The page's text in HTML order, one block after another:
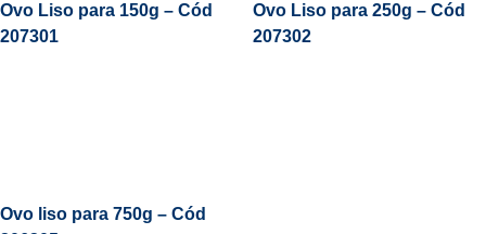
Ovo Liso para 150g – Cód
207301
Ovo Liso para 250g – Cód
207302
Ovo liso para 750g – Cód